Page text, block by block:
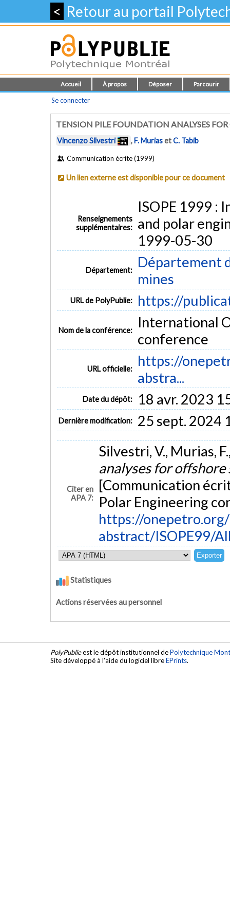
< Retour au portail
Accueil À propos Déposer Parcourir
Se connecter
TENSION PILE FOUNDATION ANALYSES
Vincenzo Silvestri ,F. MuriasetC. Tabib
Communication écrite (1999)
Un lien externe est disponible pour ce document
Renseignements
supplémentaires:
ISOPE 1999 :
and polar
1999-05-30
Département:
Département
mines
URL de PolyPublie: https://
Nom de la conférence:
International
conference
URL officielle:
https://
abstra...
Date du dépôt: 18 avr. 2023
Dernière modification: 25 sept. 2024
Citer en
APA 7:
Silvestri, V., Murias,
analyses for
[Communication
Polar Engineering
https://
abstract/ISOPE99/
Statistiques
Actions réservées au personnel
PolyPublieest le dépôt institutionnel dePolytechnique
Site développé à l'aide du logiciel libreEPrints.